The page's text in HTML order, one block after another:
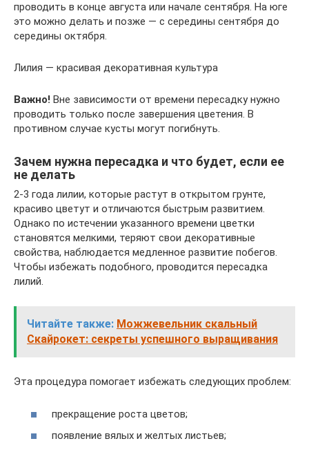
проводить в конце августа или начале сентября. На юге
это можно делать и позже — с середины сентября до
середины октября.
Лилия — красивая декоративная культура
Важно! Вне зависимости от времени пересадку нужно
проводить только после завершения цветения. В
противном случае кусты могут погибнуть.
Зачем нужна пересадка и что будет, если ее
не делать
2-3 года лилии, которые растут в открытом грунте,
красиво цветут и отличаются быстрым развитием.
Однако по истечении указанного времени цветки
становятся мелкими, теряют свои декоративные
свойства, наблюдается медленное развитие побегов.
Чтобы избежать подобного, проводится пересадка
лилий.
Читайте также: Можжевельник скальный
Скайрокет: секреты успешного выращивания
Эта процедура помогает избежать следующих проблем:
прекращение роста цветов;
появление вялых и желтых листьев;